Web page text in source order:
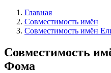
Главная
Совместимость имён
Совместимость имён
Совместимость
Фома